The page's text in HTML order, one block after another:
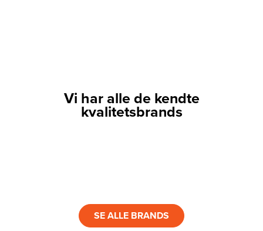
Vi har alle de kendte
kvalitetsbrands
SE ALLE BRANDS